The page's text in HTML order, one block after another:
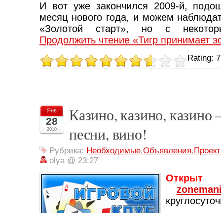
И вот уже закончился 2009-й,
месяц нового года, и можем
«Золотой старт», но с
Продолжить чтение «Тигр принимает
Rating:
Янв
28
2010
Казино, казино,
песни, вино!
Рубрика: Необходимые,Объявления,
olya @ 23:27
Открыт